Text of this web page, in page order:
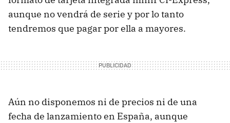
aunque no vendrá de serie y por lo tanto
tendremos que pagar por ella a mayores.
Aún no disponemos ni de precios ni de una
fecha de lanzamiento en España, aunque